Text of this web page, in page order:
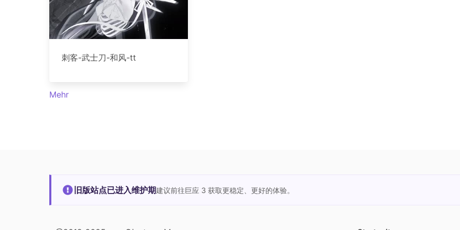
刺客-武士刀-和风-tt
Mehr
旧版站点已进入维护期建议前往巨应 3 获取更稳定、更好的体验。